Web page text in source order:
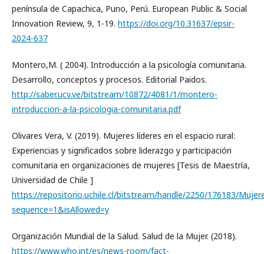
península de Capachica, Puno, Perú. European Public & Social
Innovation Review, 9, 1-19. https://doi.org/10.31637/epsir-
2024-637
Montero,M. ( 2004). Introducción a la psicología comunitaria.
Desarrollo, conceptos y procesos. Editorial Paidos.
http://saber.ucv.ve/bitstream/10872/4081/1/montero-
introduccion-a-la-psicologia-comunitaria.pdf
Olivares Vera, V. (2019). Mujeres líderes en el espacio rural:
Experiencias y significados sobre liderazgo y participación
comunitaria en organizaciones de mujeres [Tesis de Maestría,
Universidad de Chile ]
https://repositorio.uchile.cl/bitstream/handle/2250/176183/
sequence=1&isAllowed=y
Organización Mundial de la Salud. Salud de la Mujer. (2018).
https://www.who.int/es/news-room/fact-